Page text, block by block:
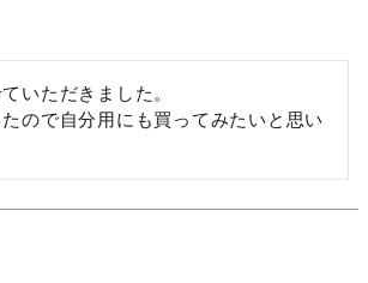
いただきました。
ので自分用にも買ってみたいと思い